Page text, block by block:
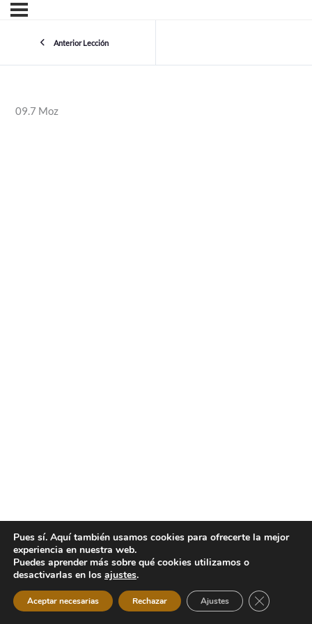
Anterior Lección
09.7 Moz
Pues sí. Aquí también usamos cookies para ofrecerte la mejor
experiencia en nuestra web.
Puedes aprender más sobre qué cookies utilizamos o
desactivarlas en los ajustes.
Aceptar necesarias Rechazar Ajustes Cerrar el